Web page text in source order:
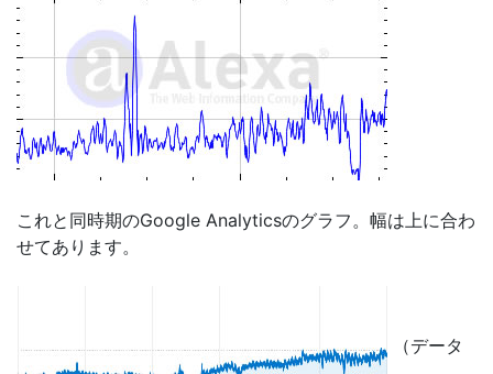
これと同時期のGoogle Analyticsのグラフ。幅は上に合わ
せてあります。
（データ